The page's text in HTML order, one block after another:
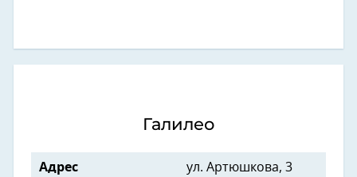
Галилео
Адрес ул. Артюшкова, 3